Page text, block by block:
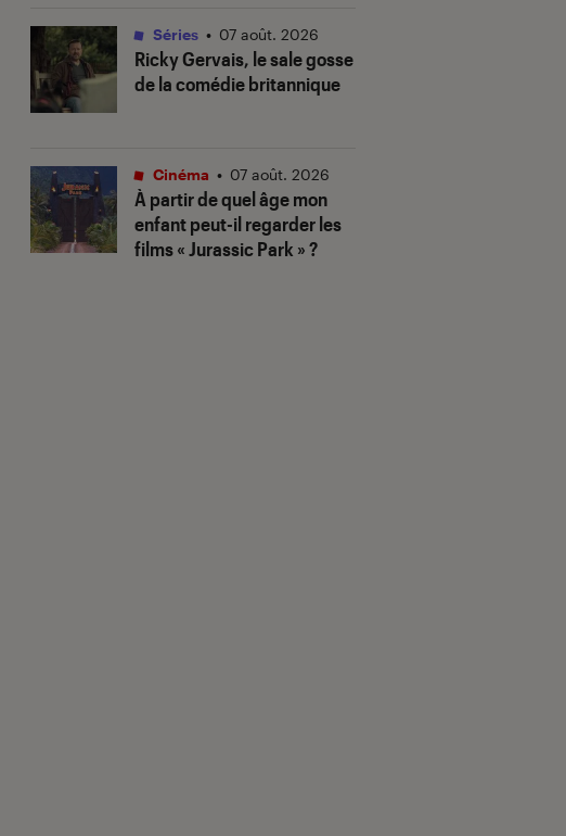
Ricky Gervais, le sale gosse
de la comédie britannique
Séries • 07 août. 2026
À partir de quel âge mon
enfant peut-il regarder les
films « Jurassic Park » ?
Cinéma • 07 août. 2026